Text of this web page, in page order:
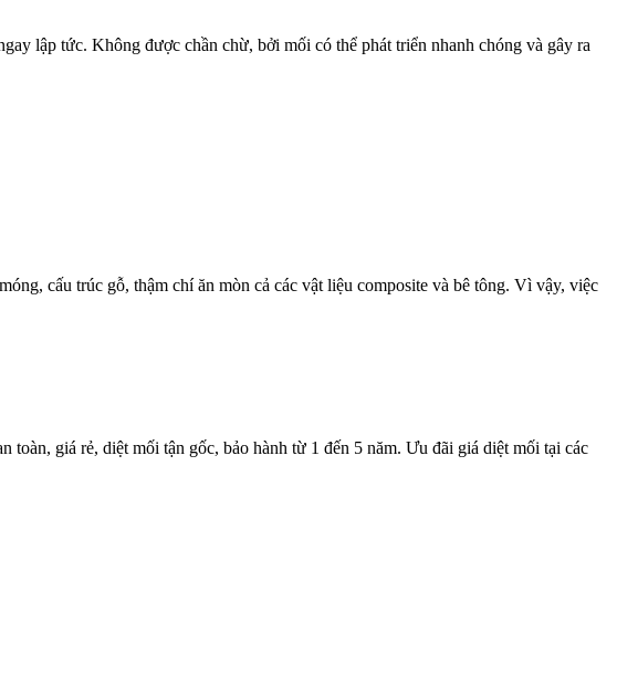
lập tức. Không được chần chừ, bởi mối có thể phát triển nhanh chóng và gây ra
cấu trúc gỗ, thậm chí ăn mòn cả các vật liệu composite và bê tông. Vì vậy, việc
giá rẻ, diệt mối tận gốc, bảo hành từ 1 đến 5 năm. Ưu đãi giá diệt mối tại các